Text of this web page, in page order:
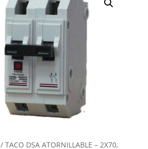
/ TACO DSA ATORNILLABLE – 2X70,